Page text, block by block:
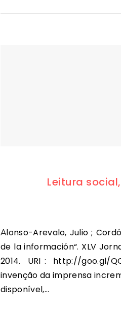
Leitura
Alonso-Arevalo, Julio ; Cordón-García, José-Antonio. “Lectura Social, metadatos y visibilidad
de la información“. XLV
2014. URI : http://goo.gl/
invenção da imprensa
disponível,…